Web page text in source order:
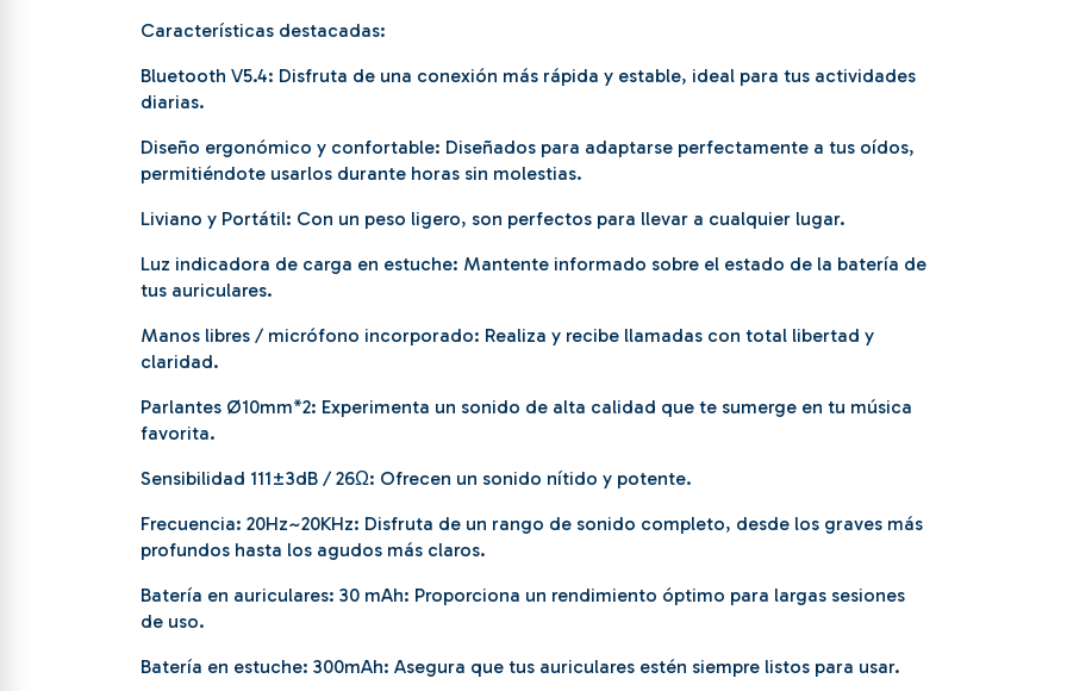
Características destacadas:
Bluetooth V5.4: Disfruta de una conexión más rápida y estable, ideal para tus actividades
diarias.
Diseño ergonómico y confortable: Diseñados para adaptarse perfectamente a tus oídos,
permitiéndote usarlos durante horas sin molestias.
Liviano y Portátil: Con un peso ligero, son perfectos para llevar a cualquier lugar.
Luz indicadora de carga en estuche: Mantente informado sobre el estado de la batería de
tus auriculares.
Manos libres / micrófono incorporado: Realiza y recibe llamadas con total libertad y
claridad.
Parlantes Ø10mm*2: Experimenta un sonido de alta calidad que te sumerge en tu música
favorita.
Sensibilidad 111±3dB / 26Ω: Ofrecen un sonido nítido y potente.
Frecuencia: 20Hz~20KHz: Disfruta de un rango de sonido completo, desde los graves más
profundos hasta los agudos más claros.
Batería en auriculares: 30 mAh: Proporciona un rendimiento óptimo para largas sesiones
de uso.
Batería en estuche: 300mAh: Asegura que tus auriculares estén siempre listos para usar.